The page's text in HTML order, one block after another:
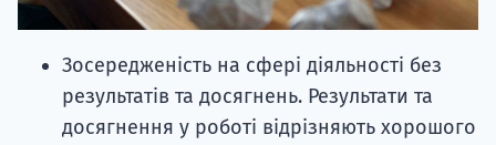
Зосередженість на сфері діяльності без
результатів та досягнень. Результати та
досягнення у роботі відрізняють хорошого